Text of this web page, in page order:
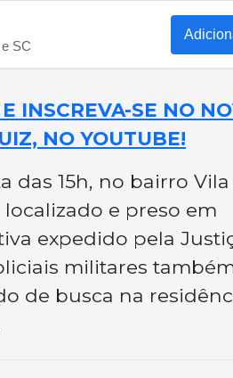
SC
INSCREVA-SE NO
NO YOUTUBE!
das 15h, no bairro Vila
e preso em
expedido pela
militares
de busca na